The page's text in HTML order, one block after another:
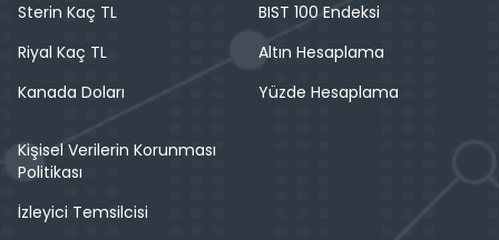
Sterin Kaç TL
Riyal Kaç TL
Kanada Doları
BIST 100 Endeksi
Altın Hesaplama
Yüzde Hesaplama
Kişisel Verilerin Korunması
Politikası
İzleyici Temsilcisi